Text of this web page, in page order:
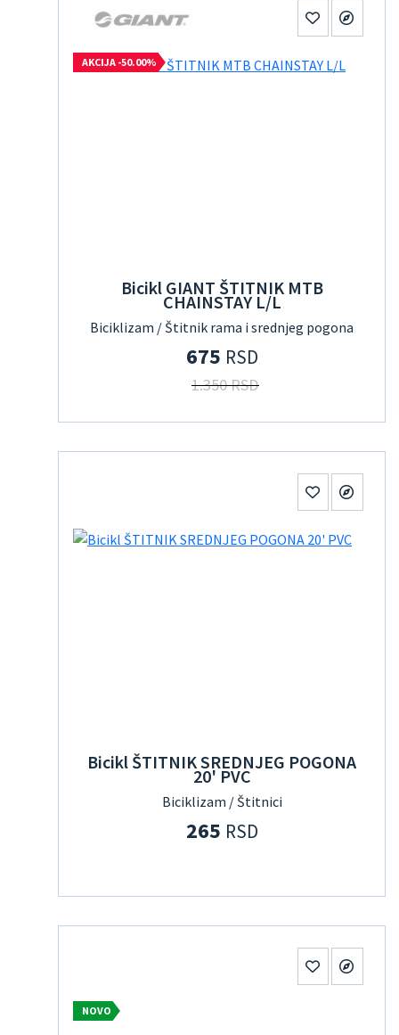
AKCIJA -50.00%
Bicikl GIANT ŠTITNIK MTB
CHAINSTAY L/L
Biciklizam / Štitnik rama i srednjeg pogona
675 RSD
1.350 RSD
Bicikl ŠTITNIK SREDNJEG POGONA
20' PVC
Biciklizam / Štitnici
265 RSD
NOVO